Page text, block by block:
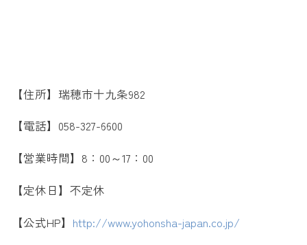
【住所】瑞穂市十九条982
【電話】058-327-6600
【営業時間】8：00～17：00
【定休日】不定休
【公式HP】 http://www.yohonsha-japan.co.jp/